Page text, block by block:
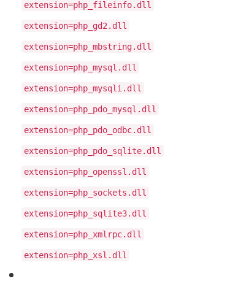
extension=php_fileinfo.dll
extension=php_gd2.dll
extension=php_mbstring.dll
extension=php_mysql.dll
extension=php_mysqli.dll
extension=php_pdo_mysql.dll
extension=php_pdo_odbc.dll
extension=php_pdo_sqlite.dll
extension=php_openssl.dll
extension=php_sockets.dll
extension=php_sqlite3.dll
extension=php_xmlrpc.dll
extension=php_xsl.dll